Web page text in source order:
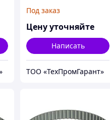
Под заказ
Цену уточняйте
Написать
ТОО «ТехПромГарант»